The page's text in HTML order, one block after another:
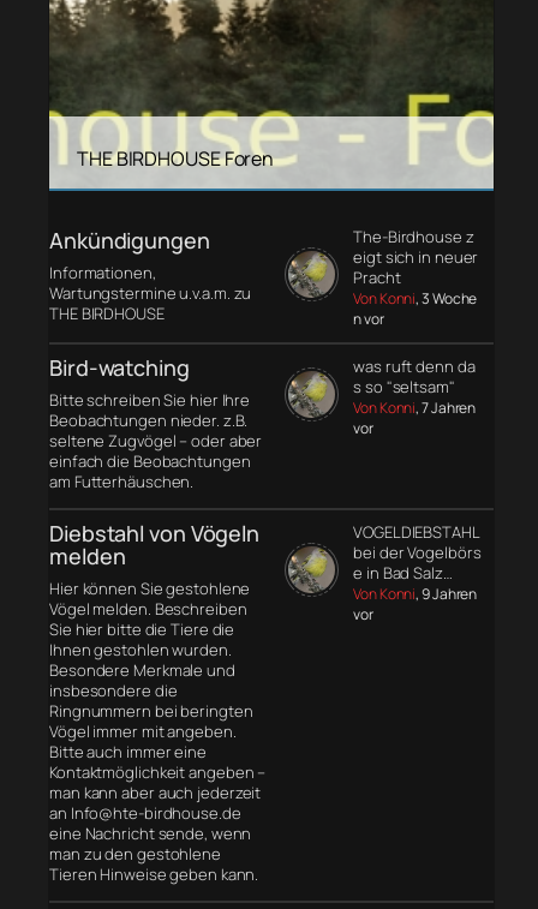
THE BIRDHOUSE Foren
Ankündigungen
Informationen,
Wartungstermine u.v.a.m. zu
THE BIRDHOUSE
The-Birdhouse z
eigt sich in neuer
Pracht
Von Konni, 3 Woche
n vor
Bird-watching
Bitte schreiben Sie hier Ihre
Beobachtungen nieder. z.B.
seltene Zugvögel – oder aber
einfach die Beobachtungen
am Futterhäuschen.
was ruft denn da
s so "seltsam"
Von Konni, 7 Jahren
vor
Diebstahl von Vögeln
melden
Hier können Sie gestohlene
Vögel melden. Beschreiben
Sie hier bitte die Tiere die
Ihnen gestohlen wurden.
Besondere Merkmale und
insbesondere die
Ringnummern bei beringten
Vögel immer mit angeben.
Bitte auch immer eine
Kontaktmöglichkeit angeben –
man kann aber auch jederzeit
an Info@hte-birdhouse.de
eine Nachricht sende, wenn
man zu den gestohlene
Tieren Hinweise geben kann.
VOGELDIEBSTAHL
bei der Vogelbörs
e in Bad Salz…
Von Konni, 9 Jahren
vor